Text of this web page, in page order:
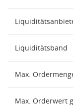
Liquiditätsband
Max.
Max. Orderwert